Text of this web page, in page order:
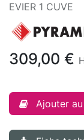
EVIER 1 CUVE
309,00 €
Ajouter